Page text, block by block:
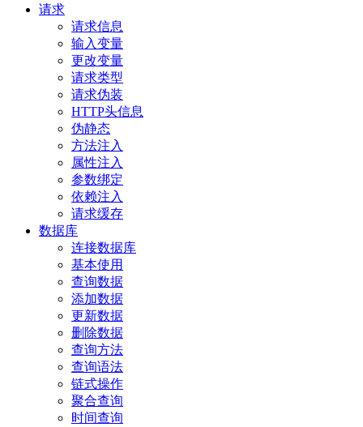
请求
请求信息
输入变量
更改变量
请求类型
请求伪装
HTTP头信息
伪静态
方法注入
属性注入
参数绑定
依赖注入
请求缓存
数据库
连接数据库
基本使用
查询数据
添加数据
更新数据
删除数据
查询方法
查询语法
链式操作
聚合查询
时间查询